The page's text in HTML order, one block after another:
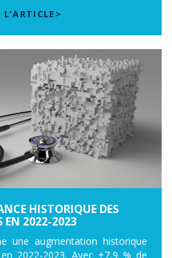
L’ARTICLE>
HISTORIQUE DES
EN 2022-2023
une augmentation historique
2022-2023. Avec +7,9 % de